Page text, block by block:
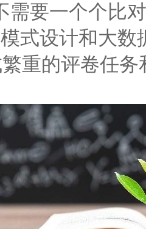
需要一个个比
式设计和大数
繁重的评卷任